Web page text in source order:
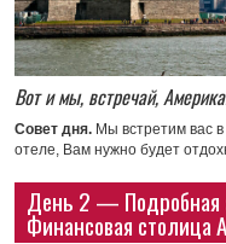
Вот и мы, встречай,
Совет дня. Мы встретим вас
отеле, Вам нужно будет
День 2 — Подробная
Финансовая столица